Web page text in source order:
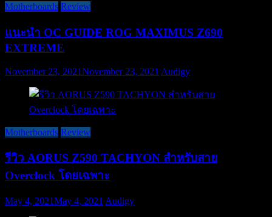
Motherboards Review
แนะนำ OC GUIDE ROG MAXIMUS Z690
EXTREME
November 23, 2021November 23, 2021 Audigy
Motherboards Review
รีวิว AORUS Z590 TACHYON สำหรับสาย
Overclock โดยเฉพาะ
May 4, 2021May 4, 2021 Audigy